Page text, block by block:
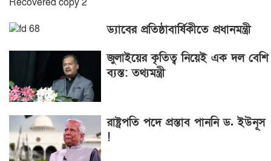
ড্যাবের প্রতিষ্ঠাবার্ষিকীতে প্রধানমন্ত্রী
জুলাইয়ের কৃতিত্ব নিয়েই এক দল বেশি
ব্যস্ত: তথ্যমন্ত্রী
রাষ্ট্রপতি পদে প্রস্তাব পাননি ড. ইউনূস
!